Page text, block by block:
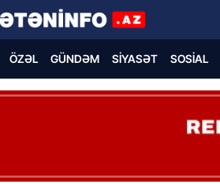
ÖZƏL GÜNDƏM SIYASƏT SOSIAL